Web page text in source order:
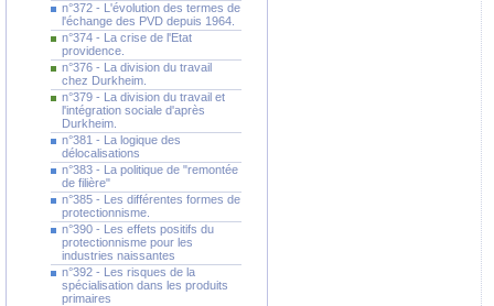
n°372 - L'évolution des termes de
l'échange des PVD depuis 1964.
n°374 - La crise de l'Etat
providence.
n°376 - La division du travail
chez Durkheim.
n°379 - La division du travail et
l'intégration sociale d'après
Durkheim.
n°381 - La logique des
délocalisations
n°383 - La politique de "remontée
de filière"
n°385 - Les différentes formes de
protectionnisme.
n°390 - Les effets positifs du
protectionnisme pour les
industries naissantes
n°392 - Les risques de la
spécialisation dans les produits
primaires